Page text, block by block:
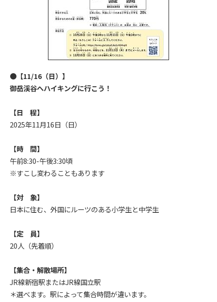
●【11/16（日）】
御岳渓谷へハイキングに行こう！
【日 程】
2025年11月16日（日）
【時 間】
午前8:30-午後3:30頃
※すこし変わることもあります
【対 象】
日本に住む、外国にルーツのある小学生と中学生
【定 員】
20人（先着順）
【集合・解散場所】
JR線新宿駅またはJR線国立駅
＊選べます。駅によって集合時間が違います。